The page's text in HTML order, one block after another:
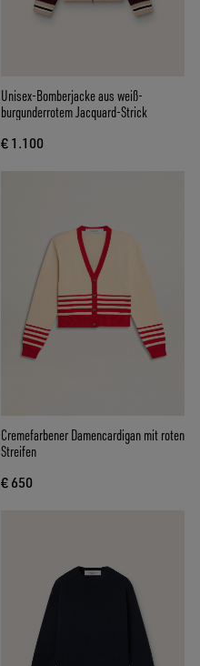
Unisex-Bomberjacke aus weiß-
burgunderrotem Jacquard-Strick
€ 1.100
Cremefarbener Damencardigan mit roten
Streifen
€ 650